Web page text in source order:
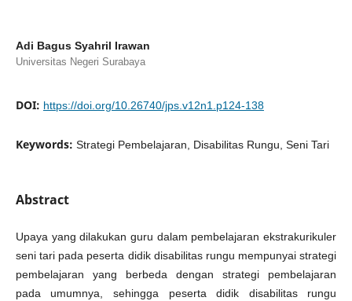
Adi Bagus Syahril Irawan
Universitas Negeri Surabaya
DOI: https://doi.org/10.26740/jps.v12n1.p124-138
Keywords: Strategi Pembelajaran, Disabilitas Rungu, Seni Tari
Abstract
Upaya yang dilakukan guru dalam pembelajaran ekstrakurikuler
seni tari pada peserta didik disabilitas rungu mempunyai strategi
pembelajaran yang berbeda dengan strategi pembelajaran
pada umumnya, sehingga peserta didik disabilitas rungu